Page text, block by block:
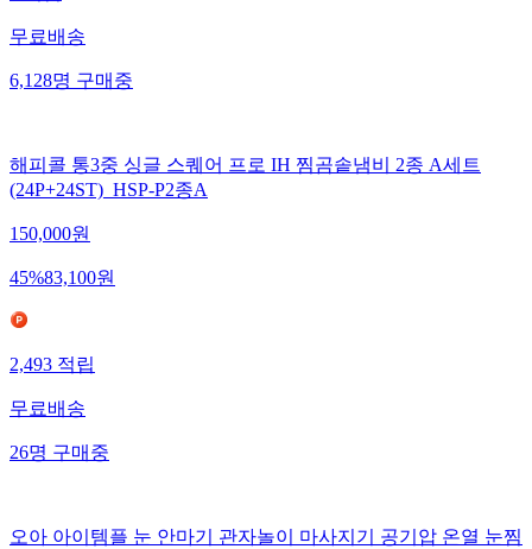
무료배송
6,128명 구매중
해피콜 통3중 싱글 스퀘어 프로 IH 찜곰솥냄비 2종 A세트
(24P+24ST)_HSP-P2종A
150,000원
45%83,100원
2,493 적립
무료배송
26명 구매중
오아 아이템플 눈 안마기 관자놀이 마사지기 공기압 온열 눈찜